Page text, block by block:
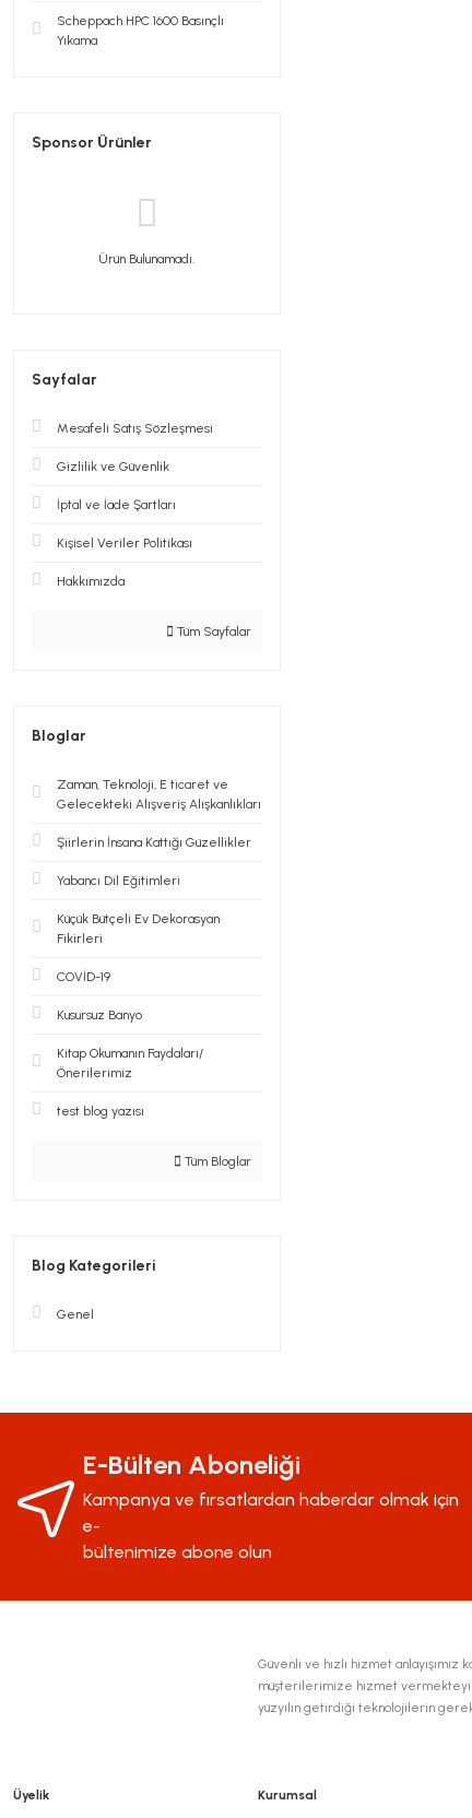
Scheppach HPC 1600 Basınçlı
Yıkama
Sponsor Ürünler
Ürün Bulunamadı.
Sayfalar
Mesafeli Satış Sözleşmesi
Gizlilik ve Güvenlik
İptal ve İade Şartları
Kişisel Veriler Politikası
Hakkımızda
Tüm Sayfalar
Bloglar
Zaman, Teknoloji, E ticaret ve
Gelecekteki Alışveriş Alışkanlıkları
Şiirlerin İnsana Kattığı Güzellikler
Yabancı Dil Eğitimleri
Küçük Bütçeli Ev Dekorasyan
Fikirleri
COVİD-19
Kusursuz Banyo
Kitap Okumanın Faydaları/
Önerilerimiz
test blog yazısı
Tüm Bloglar
Blog Kategorileri
Genel
E-Bülten Aboneliği
Kampanya ve fırsatlardan haberdar olmak için
e-
bültenimize abone olun
Güvenli ve hızlı hizmet
müşterilerimize hizmet vermekteyiz.
yüzyılın getirdiği teknolojilerin
Üyelik Kurumsal